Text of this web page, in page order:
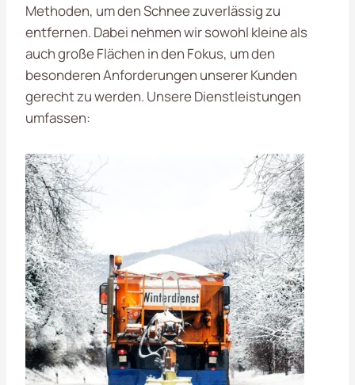
Methoden, um den Schnee zuverlässig zu
entfernen. Dabei nehmen wir sowohl kleine als
auch große Flächen in den Fokus, um den
besonderen Anforderungen unserer Kunden
gerecht zu werden. Unsere Dienstleistungen
umfassen: